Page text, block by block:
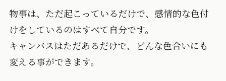
物事は、ただ起こっているだけで、感情的な色付
けをしているのはすべて自分です。
キャンバスはただあるだけで、どんな色合いにも
変える事ができます。